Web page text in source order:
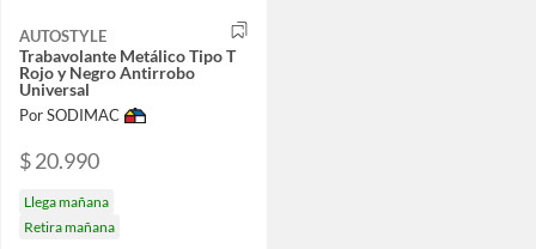
AUTOSTYLE
Trabavolante Metálico Tipo T
Rojo y Negro Antirrobo
Universal
Por SODIMAC
$ 20.990
Llega mañana
Retira mañana